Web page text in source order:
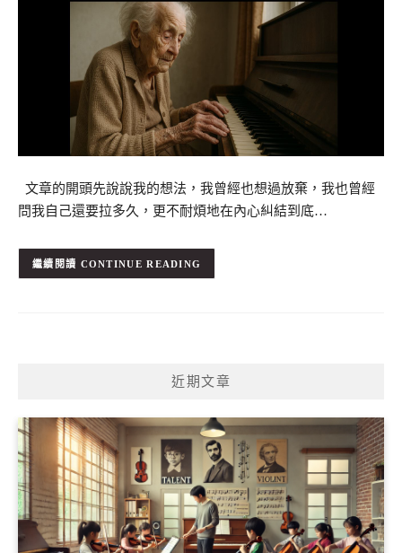
文章的開頭先說說我的想法，我曾經也想過放棄，我也曾經
問我自己還要拉多久，更不耐煩地在內心糾結到底…
CONTINUE READING
近期文章